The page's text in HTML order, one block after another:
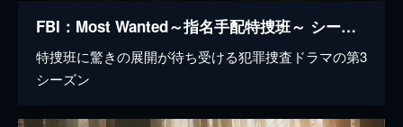
FBI：Most Wanted～指名手配特捜班～ シーズン3
特捜班に驚きの展開が待ち受ける犯罪捜査ドラマの第3
シーズン